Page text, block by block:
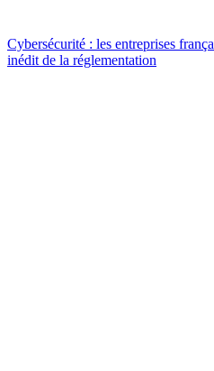
Cybersécurité : les entreprises
inédit de la réglementation